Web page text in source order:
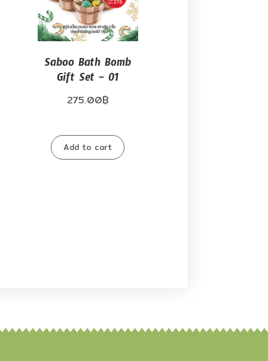
Saboo Bath Bomb
Gift Set – 01
275.00฿
Add to cart